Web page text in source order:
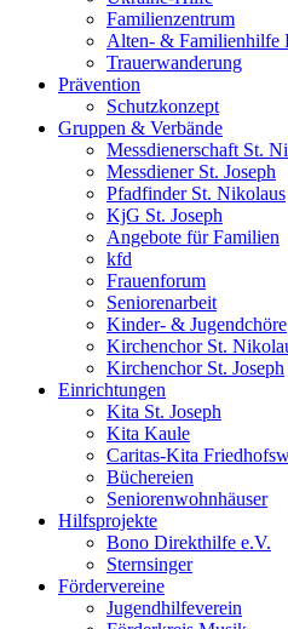
Familienzentrum
Alten- & Familienhilfe
Trauerwanderung
Prävention
Schutzkonzept
Gruppen & Verbände
Messdienerschaft St.
Messdiener St. Joseph
Pfadfinder St. Nikolaus
KjG St. Joseph
Angebote für Familien
kfd
Frauenforum
Seniorenarbeit
Kinder- & Jugendchöre
Kirchenchor St.
Kirchenchor St. Joseph
Einrichtungen
Kita St. Joseph
Kita Kaule
Caritas-Kita
Büchereien
Seniorenwohnhäuser
Hilfsprojekte
Bono Direkthilfe e.V.
Sternsinger
Fördervereine
Jugendhilfeverein